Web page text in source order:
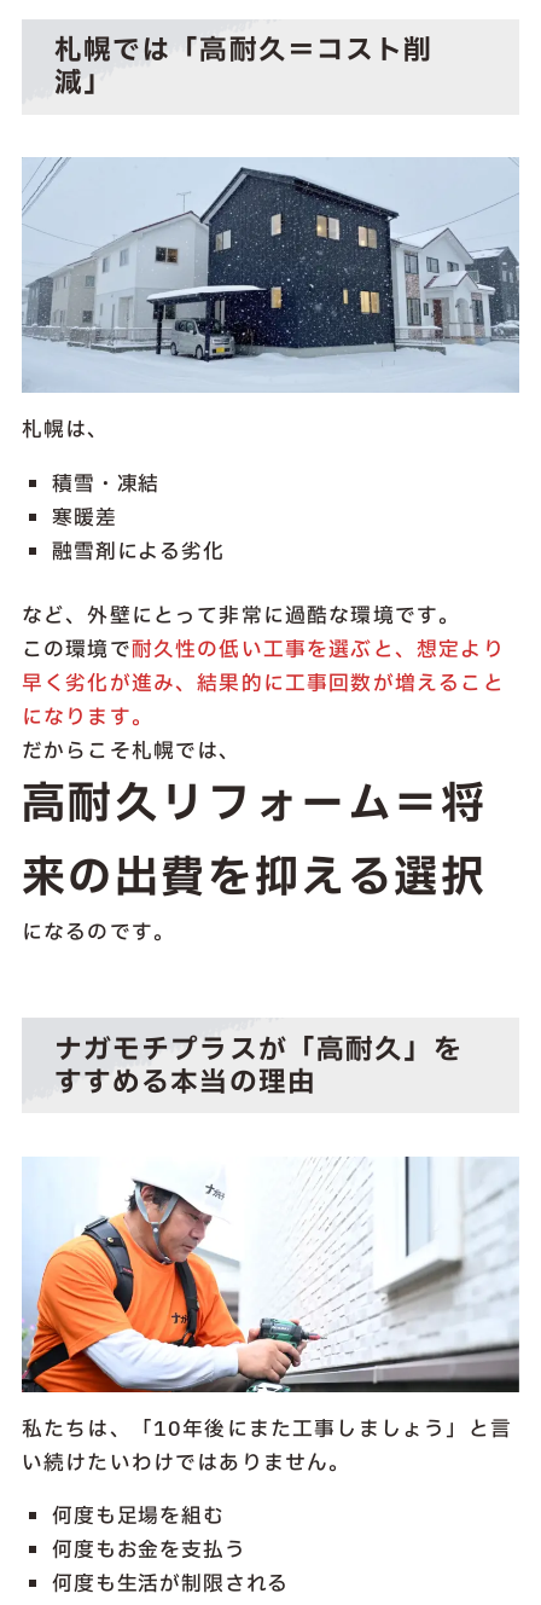
札幌では「高耐久＝コスト削
減」
札幌は、
積雪・凍結
寒暖差
融雪剤による劣化
など、外壁にとって非常に過酷な環境です。
この環境で耐久性の低い工事を選ぶと、想定より
早く劣化が進み、結果的に工事回数が増えること
になります。
だからこそ札幌では、
高耐久リフォーム＝将
来の出費を抑える選択
になるのです。
ナガモチプラスが「高耐久」を
すすめる本当の理由
私たちは、「10年後にまた工事しましょう」と言
い続けたいわけではありません。
何度も足場を組む
何度もお金を支払う
何度も生活が制限される